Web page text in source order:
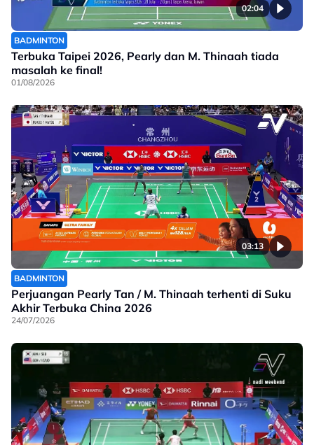
02:04
BADMINTON
Terbuka Taipei 2026, Pearly dan M. Thinaah tiada
masalah ke final!
01/08/2026
03:13
BADMINTON
Perjuangan Pearly Tan / M. Thinaah terhenti di Suku
Akhir Terbuka China 2026
24/07/2026